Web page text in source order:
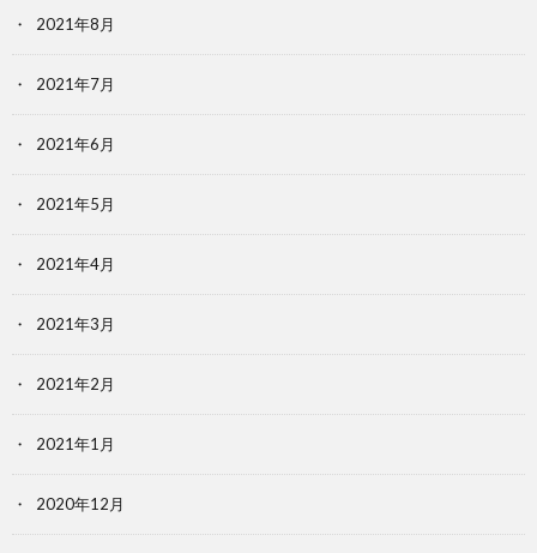
2021年8月
2021年7月
2021年6月
2021年5月
2021年4月
2021年3月
2021年2月
2021年1月
2020年12月